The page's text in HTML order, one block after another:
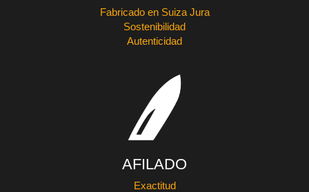
Fabricado en Suiza Jura
Sostenibilidad
Autenticidad
AFILADO
Exactitud